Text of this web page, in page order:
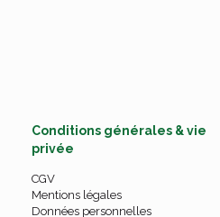
Conditions générales & vie
privée
CGV
Mentions légales
Données personnelles